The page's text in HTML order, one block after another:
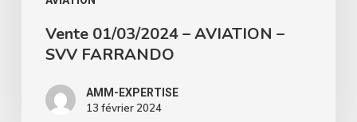
Vente 01/03/2024 – AVIATION –
SVV FARRANDO
AMM-EXPERTISE
13 février 2024